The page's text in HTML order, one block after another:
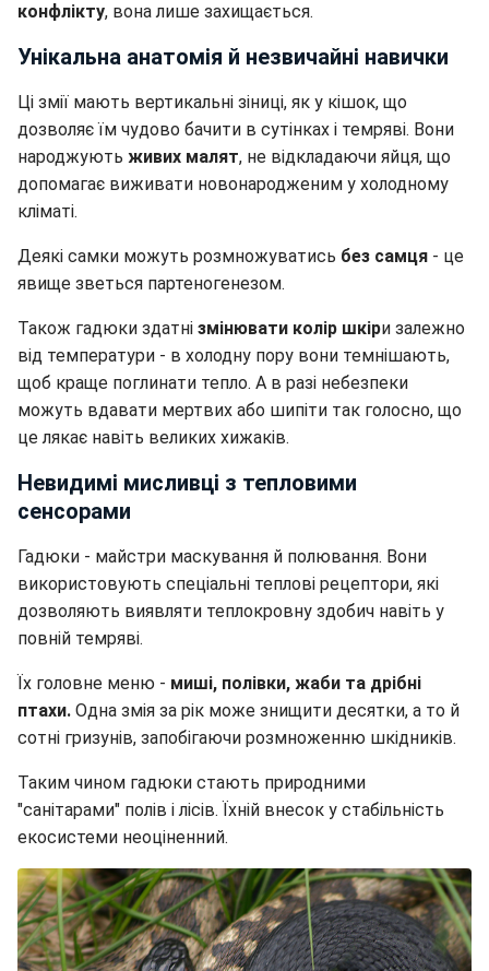
конфлікту, вона лише захищається.
Унікальна анатомія й незвичайні навички
Ці змії мають вертикальні зіниці, як у кішок, що
дозволяє їм чудово бачити в сутінках і темряві. Вони
народжують живих малят, не відкладаючи яйця, що
допомагає виживати новонародженим у холодному
кліматі.
Деякі самки можуть розмножуватись без самця - це
явище зветься партеногенезом.
Також гадюки здатні змінювати колір шкіри залежно
від температури - в холодну пору вони темнішають,
щоб краще поглинати тепло. А в разі небезпеки
можуть вдавати мертвих або шипіти так голосно, що
це лякає навіть великих хижаків.
Невидимі мисливці з тепловими
сенсорами
Гадюки - майстри маскування й полювання. Вони
використовують спеціальні теплові рецептори, які
дозволяють виявляти теплокровну здобич навіть у
повній темряві.
Їх головне меню - миші, полівки, жаби та дрібні
птахи. Одна змія за рік може знищити десятки, а то й
сотні гризунів, запобігаючи розмноженню шкідників.
Таким чином гадюки стають природними
"санітарами" полів і лісів. Їхній внесок у стабільність
екосистеми неоціненний.